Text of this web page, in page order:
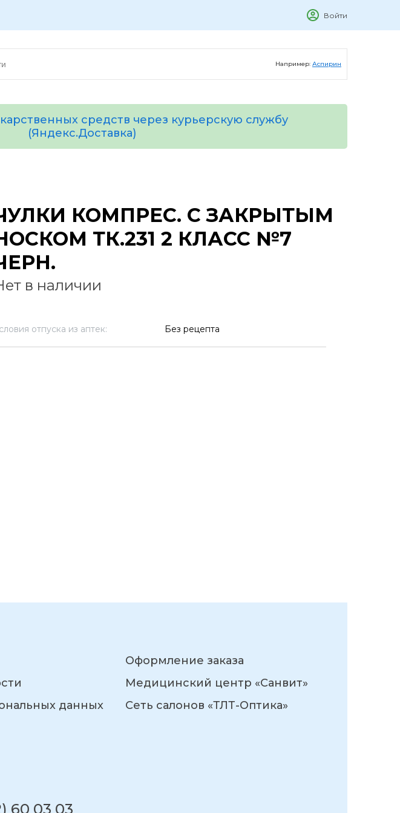
Войти
Например: Аспирин
средств через курьерскую службу
(Яндекс.Доставка)
КОМПРЕС. С ЗАКРЫТЫМ
ТК.231 2 КЛАСС №7
в наличии
отпуска из аптек: Без рецепта
данных
Оформление заказа
Медицинский центр «Санвит»
Сеть салонов «ТЛТ-Оптика»
60 03 03